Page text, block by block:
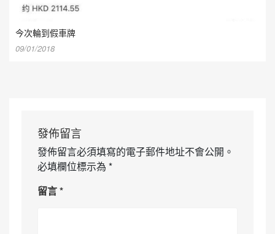
今次輪到假車牌
09/01/2018
發佈留言
發佈留言必須填寫的電子郵件地址不會公開。
必填欄位標示為 *
留言*